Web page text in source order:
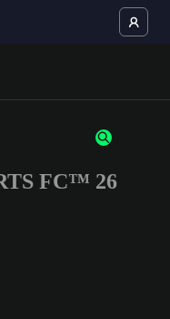
ou chiffres.
FC™ 26